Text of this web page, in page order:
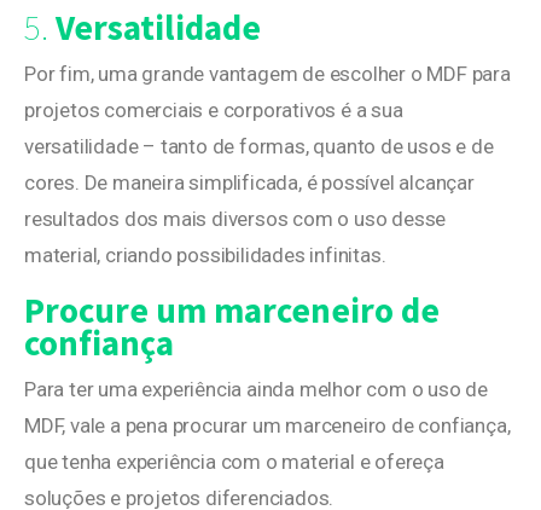
5. Versatilidade
Por fim, uma grande vantagem de escolher o MDF para
projetos comerciais e corporativos é a sua
versatilidade – tanto de formas, quanto de usos e de
cores. De maneira simplificada, é possível alcançar
resultados dos mais diversos com o uso desse
material, criando possibilidades infinitas.
Procure um marceneiro de
confiança
Para ter uma experiência ainda melhor com o uso de
MDF, vale a pena procurar um marceneiro de confiança,
que tenha experiência com o material e ofereça
soluções e projetos diferenciados.